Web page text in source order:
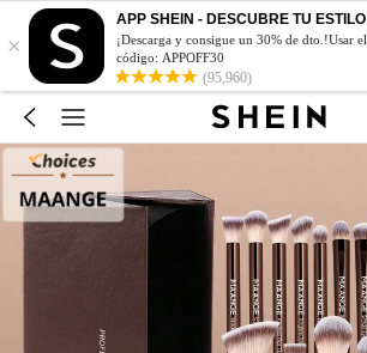
×
APP SHEIN - DESCUBRE TU ESTILO
¡Descarga y consigue un 30% de dto.!Usar el
código: APPOFF30
(95,960)